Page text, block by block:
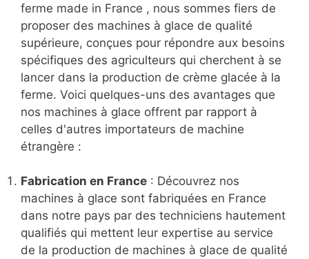
ferme made in France , nous sommes fiers de
proposer des machines à glace de qualité
supérieure, conçues pour répondre aux besoins
spécifiques des agriculteurs qui cherchent à se
lancer dans la production de crème glacée à la
ferme. Voici quelques-uns des avantages que
nos machines à glace offrent par rapport à
celles d'autres importateurs de machine
étrangère :
Fabrication en France : Découvrez nos
machines à glace sont fabriquées en France
dans notre pays par des techniciens hautement
qualifiés qui mettent leur expertise au service
de la production de machines à glace de qualité